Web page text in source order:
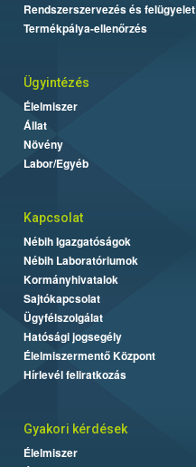
Rendszerszervezés és felügyelet
Termékpálya-ellenőrzés
Ügyintézés
Élelmiszer
Állat
Növény
Labor/Egyéb
Kapcsolat
Nébih Igazgatóságok
Nébih Laboratóriumok
Kormányhivatalok
Sajtókapcsolat
Ügyfélszolgálat
Hatósági jogsegély
Élelmiszermentő Központ
Hírlevél feliratkozás
Gyakori kérdések
Élelmiszer